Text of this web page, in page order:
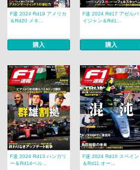
F速 2024 Rd19 アメリカ
＆Rd20 メキ...
購入
F速 2024 Rd17 アゼルバ
イジャン＆Rd1...
購入
F速 2024 Rd13 ハンガリ
ー＆Rd14ベル...
F速 2024 Rd10 スペイン
＆Rd11 オー...